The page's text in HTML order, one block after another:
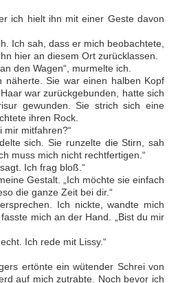
ich hielt ihn mit einer Geste davon
Ich sah, dass er mich beobachtete,
hier an diesem Ort zurücklassen.
den Wagen“, murmelte ich.
näherte. Sie war einen halben Kopf
war zurückgebunden, hatte sich
gewunden. Sie strich sich eine
ihren Rock.
mir mitfahren?“
sich. Sie runzelte die Stirn, sah
muss mich nicht rechtfertigen.“
Ich frag bloß.“
Gestalt. „Ich möchte sie einfach
die ganze Zeit bei dir.“
Ich nickte, wandte mich
mich an der Hand. „Bist du mir
Ich rede mit Lissy.“
ertönte ein wütender Schrei von
auf mich zutrabte. Noch bevor ich